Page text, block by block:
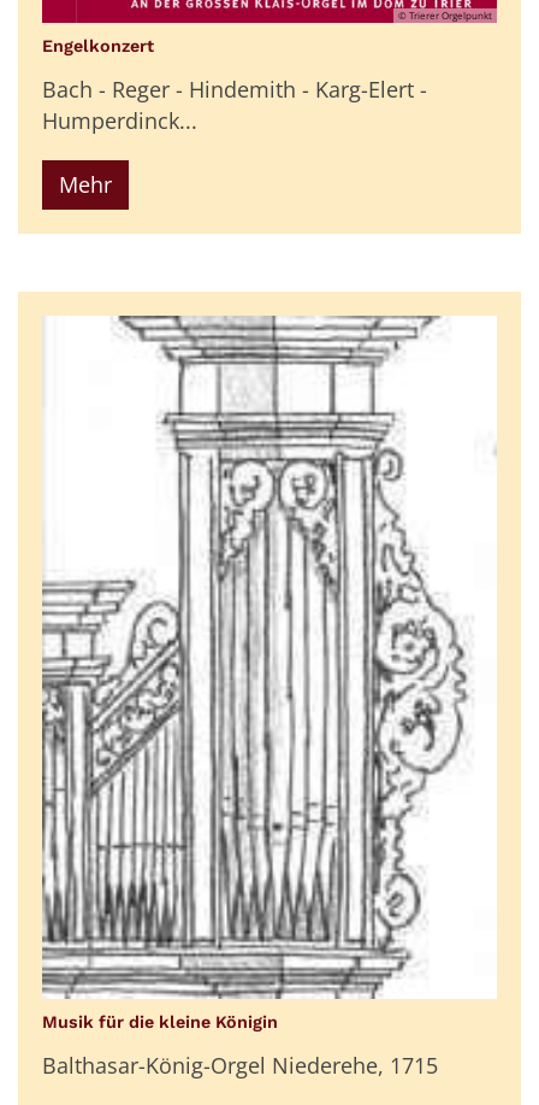
© Trierer Orgelpunkt
Engelkonzert:
Bach - Reger - Hindemith - Karg-Elert -
Humperdinck...
Mehr
Musik für die kleine Königin
Balthasar-König-Orgel Niederehe, 1715